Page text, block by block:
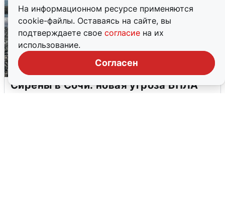
На информационном ресурсе применяются
cookie-файлы. Оставаясь на сайте, вы
подтверждаете свое согласие на их
использование.
Согласен
Сирены в Сочи: новая угроза БПЛА